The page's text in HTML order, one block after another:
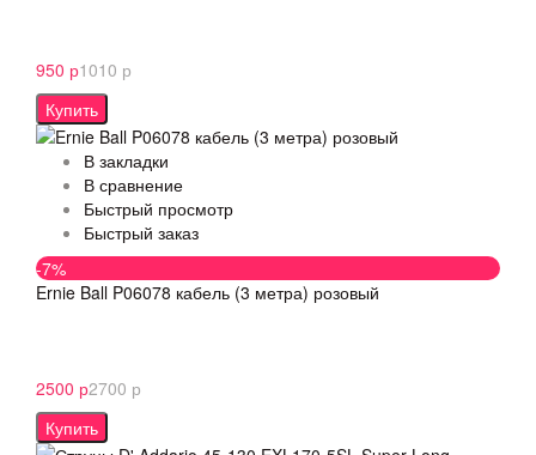
950 р1010 р
Купить
В закладки
В сравнение
Быстрый просмотр
Быстрый заказ
-7%
Ernie Ball P06078 кабель (3 метра) розовый
2500 р2700 р
Купить